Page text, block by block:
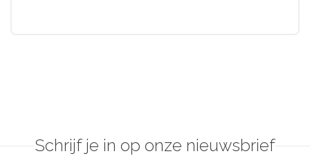
Schrijf je in op onze nieuwsbrief